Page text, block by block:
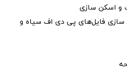
و اسکن سازی
سازی فایل‌های پی دی اف سیاه و